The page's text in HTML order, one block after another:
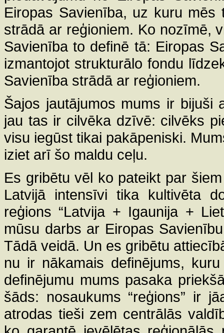
Eiropas Savienība, uz kuru
strādā ar reģioniem. Ko nozīmē,
Savienība to definē tā: Eiropas
izmantojot strukturālo fondu
Savienība strādā ar reģioniem.
Šajos jautājumos mums ir bijuši
jau tas ir cilvēka dzīvē: cilvēks
visu iegūst tikai pakāpeniski.
iziet arī šo maldu ceļu.
Es gribētu vēl ko pateikt par
Latvijā intensīvi tika kultivēta
reģions “Latvija + Igaunija +
mūsu darbs ar Eiropas
Tādā veidā. Un es gribētu
nu ir nākamais definējums,
definējumu mums pasaka
šāds: nosaukums “reģions” ir
atrodas tieši zem centrālās